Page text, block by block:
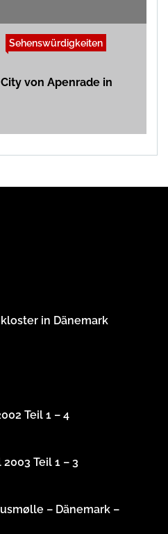
Sehenswürdigkeiten
von Apenrade in
in Dänemark
Teil 1 – 4
Teil 1 – 3
– Dänemark –